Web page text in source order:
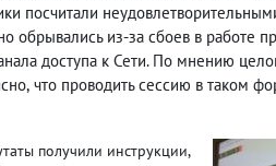
посчитали
обрывались из-за сбоев в работе
доступа к Сети. По мнению
, что проводить сессию в таком
получили инструкции,